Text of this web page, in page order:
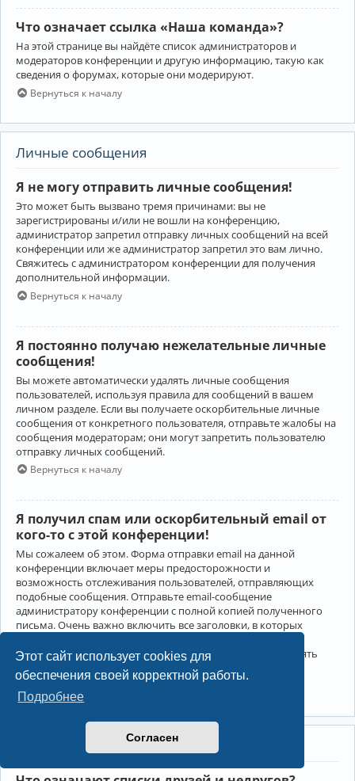
Этот сайт использует cookies для
обеспечения своей корректной работы.
Подробнее
Согласен
Что означает ссылка «Наша команда»?
На этой странице вы найдёте список администраторов и
модераторов конференции и другую информацию, такую как
сведения о форумах, которые они модерируют.
Вернуться к началу
Личные сообщения
Я не могу отправить личные сообщения!
Это может быть вызвано тремя причинами: вы не
зарегистрированы и/или не вошли на конференцию,
администратор запретил отправку личных сообщений на всей
конференции или же администратор запретил это вам лично.
Свяжитесь с администратором конференции для получения
дополнительной информации.
Вернуться к началу
Я постоянно получаю нежелательные личные
сообщения!
Вы можете автоматически удалять личные сообщения
пользователей, используя правила для сообщений в вашем
личном разделе. Если вы получаете оскорбительные личные
сообщения от конкретного пользователя, отправьте жалобы на
сообщения модераторам; они могут запретить пользователю
отправку личных сообщений.
Вернуться к началу
Я получил спам или оскорбительный email от
кого-то с этой конференции!
Мы сожалеем об этом. Форма отправки email на данной
конференции включает меры предосторожности и
возможность отслеживания пользователей, отправляющих
подобные сообщения. Отправьте email-сообщение
администратору конференции с полной копией полученного
письма. Очень важно включить все заголовки, в которых
Администратор конференции сможет в этом случае принять
меры.
Друзья и недруги